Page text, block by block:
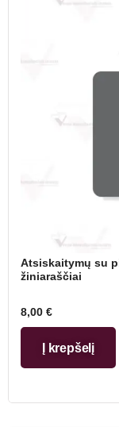
Atsiskaitymų su
žiniaraščiai
8,00 €
Į krepšelį